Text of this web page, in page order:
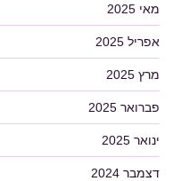
מאי 2025
אפריל 2025
מרץ 2025
פברואר 2025
ינואר 2025
דצמבר 2024